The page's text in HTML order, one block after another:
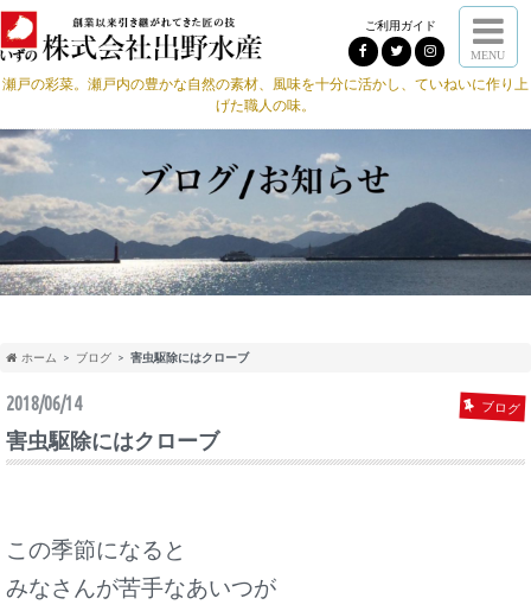
ご利用ガイド
MENU
瀬戸の彩菜。瀬戸内の豊かな自然の素材、風味を十分に活かし、ていねいに作り上
げた職人の味。
ホーム ブログ 害虫駆除にはクローブ
2018/06/14 ブログ
害虫駆除にはクローブ
この季節になると
みなさんが苦手なあいつが